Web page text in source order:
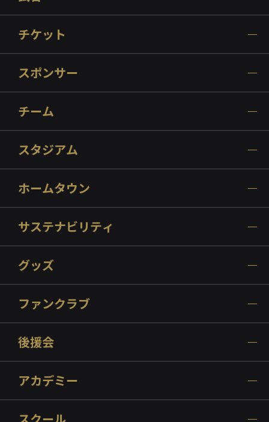
チケット
スポンサー
チーム
スタジアム
ホームタウン
サステナビリティ
グッズ
ファンクラブ
後援会
アカデミー